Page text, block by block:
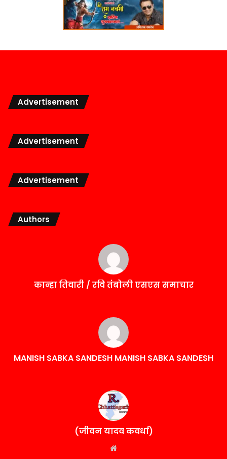
Advertisement
Advertisement
Advertisement
Authors
कान्हा तिवारी / रवि तंबोली एसएस समाचार
MANISH SABKA SANDESH MANISH SABKA SANDESH
(जीवन यादव कवर्धा)